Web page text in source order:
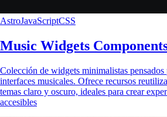
AstroJavaScriptCSS
Music Widgets
Colección de widgets minimalistas pensados
interfaces musicales. Ofrece recursos
temas claro y oscuro, ideales para crear
accesibles